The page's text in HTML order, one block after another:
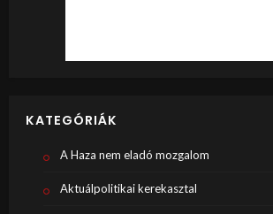
KATEGÓRIÁK
A Haza nem eladó mozgalom
Aktuálpolitikai kerekasztal